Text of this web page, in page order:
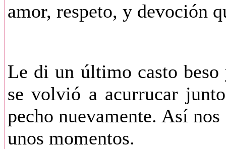
amor, respeto, y devoción
Le di un último casto
se volvió a acurrucar
pecho nuevamente. Así
unos momentos.